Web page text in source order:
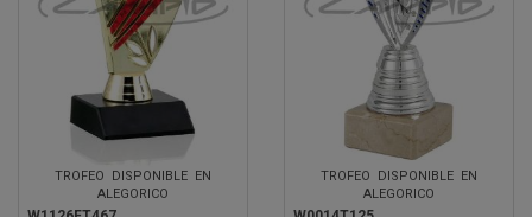
TROFEO DISPONIBLE EN
ALEGORICO
TROFEO DISPONIBLE EN
ALEGORICO